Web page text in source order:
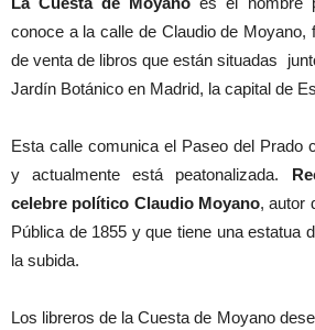
conoce a la calle de Claudio de Moyano,
de venta de libros que están situadas
Jardín Botánico en Madrid, la capital de
Esta calle comunica el Paseo del Prado
y actualmente está peatonalizada.
celebre político Claudio Moyano, autor
Pública de 1855 y que tiene una estatua
la subida.
Los libreros de la Cuesta de Moyano